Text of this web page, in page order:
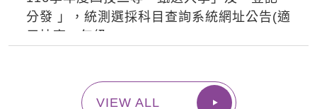
分發 」，統測選採科目查詢系統網址公告(適
VIEW ALL